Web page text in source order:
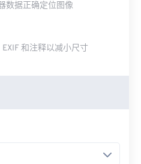
数据正确定位图像
和注释以减小尺寸